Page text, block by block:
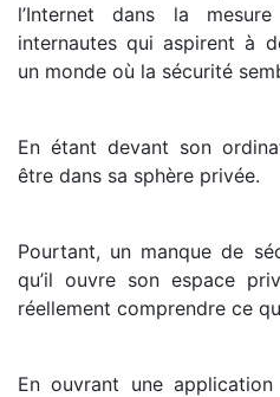
l’Internet dans la
internautes qui aspirent à
un monde où la sécurité
En étant devant son
être dans sa sphère privée.
Pourtant, un manque de
qu’il ouvre son espace
réellement comprendre ce
En ouvrant une